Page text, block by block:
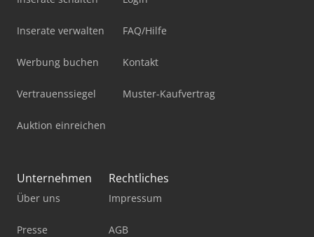
Inserate verwalten
Werbung buchen
Vertrauenssiegel
Auktion einreichen
FAQ/Hilfe
Kontakt
Muster-Kaufvertrag
Unternehmen
Über uns
Presse
Rechtliches
Impressum
AGB